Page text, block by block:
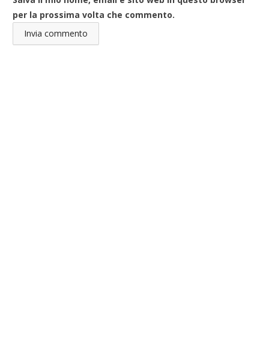
per la prossima volta che commento.